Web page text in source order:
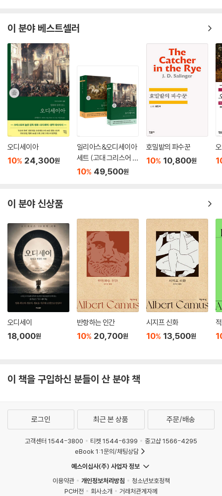
이 분야 베스트셀러
오디세이아
10% 24,300원
일리아스&오디세이아
세트 (고대 그리스어 완
역본)
10% 49,500원
호밀밭의 파수꾼
10% 10,800원
이 분야 신상품
오디세이
18,000원
반항하는 인간
10% 20,700원
시지프 신화
10% 13,500원
이 책을 구입하신 분들이 산 분야 책
로그인 최근 본 상품 주문/배송
고객센터 1544-3800 티켓 1544-6399
중고샵 1566-4295
eBook 1:1문의/채팅상담
예스이십사(주) 사업자 정보
이용약관
개인정보처리방침
청소년보호정책
PC버전
회사소개 거래처관계자께